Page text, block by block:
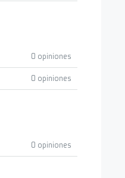
0 opiniones
0 opiniones
0 opiniones